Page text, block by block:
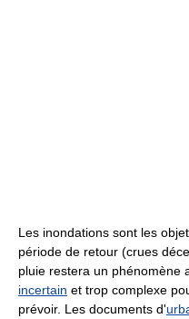
Les inondations sont les
période de retour (crues
pluie restera un phénomène
incertain et trop complexe
prévoir. Les documents d'